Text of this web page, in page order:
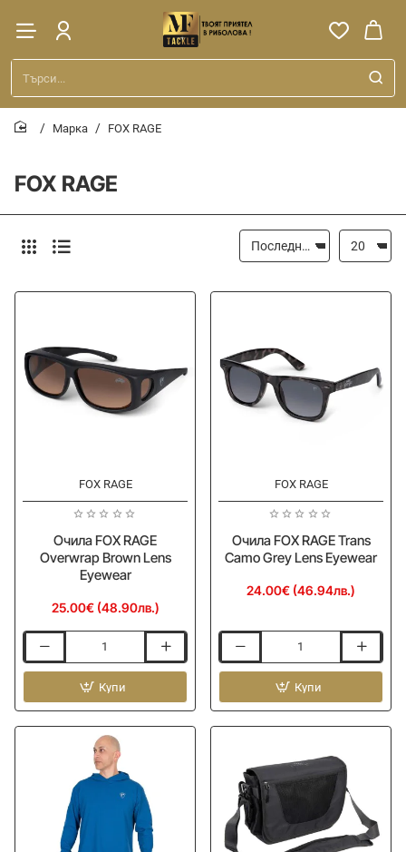
Търси...
FOX RAGE
Марка FOX RAGE
FOX RAGE
Очила FOX RAGE
Overwrap Brown Lens
Eyewear
25.00€ (48.90лв.)
FOX
Overwrap
Brown
Купи
FOX RAGE
Очила FOX RAGE Trans
Camo Grey Lens Eyewear
24.00€ (46.94лв.)
FOX
Trans
Camo
Eyewear
Купи